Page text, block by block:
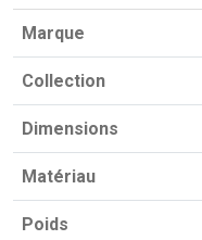
Marque
Collection
Dimensions
Matériau
Poids